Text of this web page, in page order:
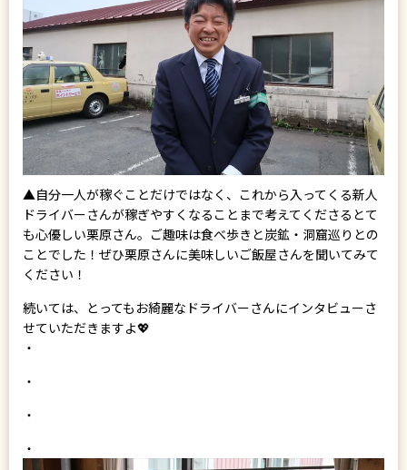
▲自分一人が稼ぐことだけではなく、これから入ってくる新人
ドライバーさんが稼ぎやすくなることまで考えてくださるとて
も心優しい栗原さん。ご趣味は食べ歩きと炭鉱・洞窟巡りとの
ことでした！ぜひ栗原さんに美味しいご飯屋さんを聞いてみて
ください！
続いては、とってもお綺麗なドライバーさんにインタビューさ
せていただきますよ💖
・
・
・
・